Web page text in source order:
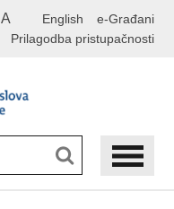
English e-Građani
A
Prilagodba pristupačnosti